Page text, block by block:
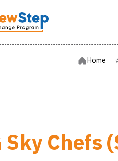
Home
Sky Chefs